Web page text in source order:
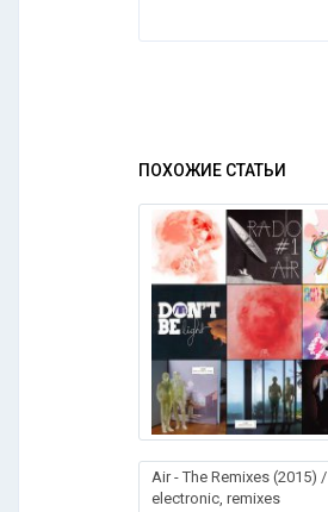
ПОХОЖИЕ СТАТЬИ
Air - The Remixes (2015) /
electronic, remixes